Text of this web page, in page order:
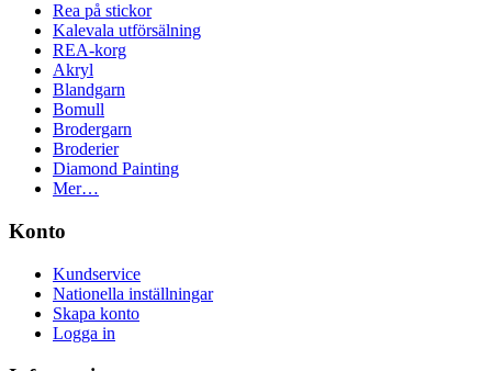
Rea på stickor
Kalevala utförsälning
REA-korg
Akryl
Blandgarn
Bomull
Brodergarn
Broderier
Diamond Painting
Mer…
Konto
Kundservice
Nationella inställningar
Skapa konto
Logga in